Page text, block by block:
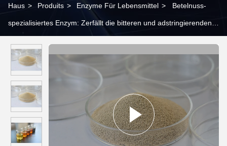
Haus > Produits > Enzyme Für Lebensmittel > Betelnuss-
spezialisiertes Enzym: Zerfällt die bitteren und adstringierenden